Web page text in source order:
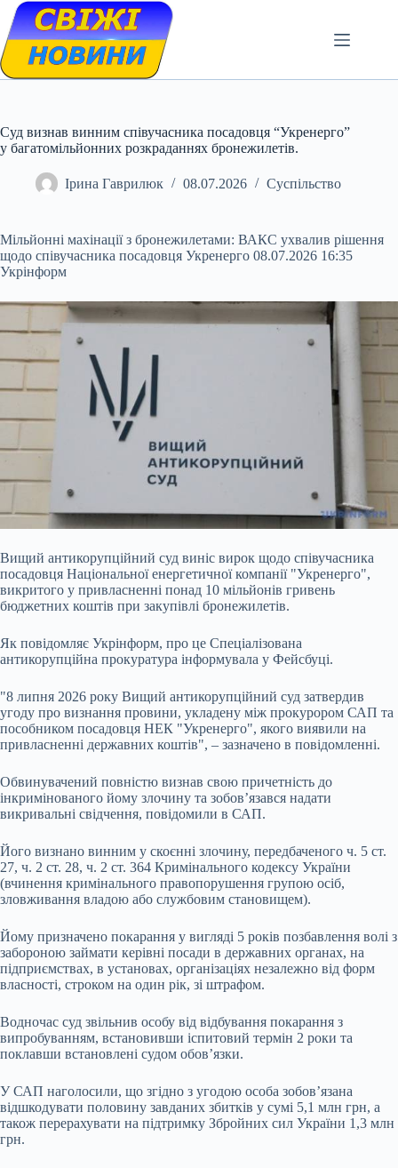
Skip
content
Суд визнав винним співучасника посадовця “Укренерго”
у багатомільйонних розкраданнях бронежилетів.
Ірина Гаврилюк 08.07.2026 Суспільство
Мільйонні махінації з бронежилетами: ВАКС ухвалив рішення
щодо співучасника посадовця Укренерго 08.07.2026 16:35
Укрінформ
Вищий антикорупційний суд виніс вирок щодо співучасника
посадовця Національної енергетичної компанії "Укренерго",
викритого у привласненні понад 10 мільйонів гривень
бюджетних коштів при закупівлі бронежилетів.
Як повідомляє Укрінформ, про це Спеціалізована
антикорупційна прокуратура інформувала у Фейсбуці.
"8 липня 2026 року Вищий антикорупційний суд затвердив
угоду про визнання провини, укладену між прокурором САП та
пособником посадовця НЕК "Укренерго", якого виявили на
привласненні державних коштів", – зазначено в повідомленні.
Обвинувачений повністю визнав свою причетність до
інкримінованого йому злочину та зобов’язався надати
викривальні свідчення, повідомили в САП.
Його визнано винним у скоєнні злочину, передбаченого ч. 5 ст.
27, ч. 2 ст. 28, ч. 2 ст. 364 Кримінального кодексу України
(вчинення кримінального правопорушення групою осіб,
зловживання владою або службовим становищем).
Йому призначено покарання у вигляді 5 років позбавлення волі з
забороною займати керівні посади в державних органах, на
підприємствах, в установах, організаціях незалежно від форм
власності, строком на один рік, зі штрафом.
Водночас суд звільнив особу від відбування покарання з
випробуванням, встановивши іспитовий термін 2 роки та
поклавши встановлені судом обов’язки.
У САП наголосили, що згідно з угодою особа зобов’язана
відшкодувати половину завданих збитків у сумі 5,1 млн грн, а
також перерахувати на підтримку Збройних сил України 1,3 млн
грн.